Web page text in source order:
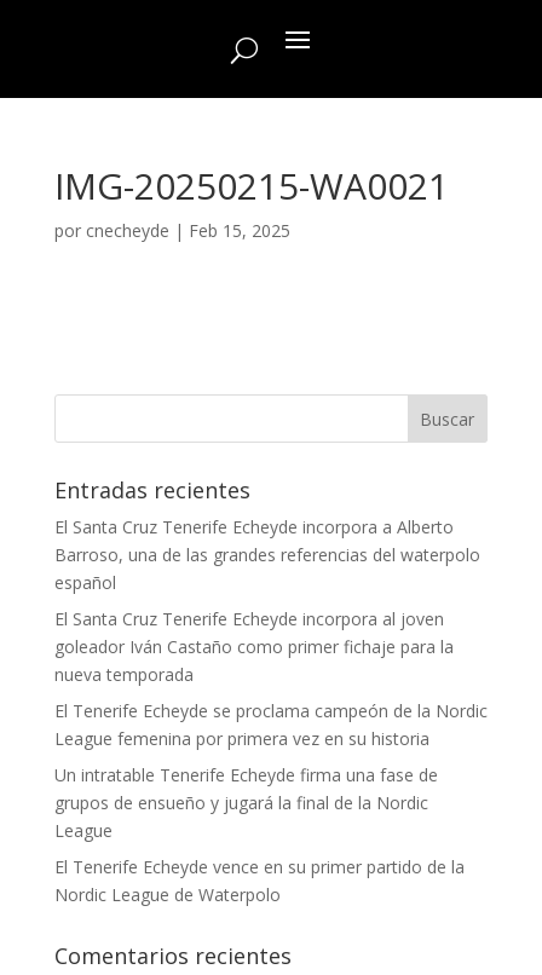
IMG-20250215-WA0021
por cnecheyde | Feb 15, 2025
Entradas recientes
El Santa Cruz Tenerife Echeyde incorpora a Alberto
Barroso, una de las grandes referencias del waterpolo
español
El Santa Cruz Tenerife Echeyde incorpora al joven
goleador Iván Castaño como primer fichaje para la
nueva temporada
El Tenerife Echeyde se proclama campeón de la Nordic
League femenina por primera vez en su historia
Un intratable Tenerife Echeyde firma una fase de
grupos de ensueño y jugará la final de la Nordic
League
El Tenerife Echeyde vence en su primer partido de la
Nordic League de Waterpolo
Comentarios recientes